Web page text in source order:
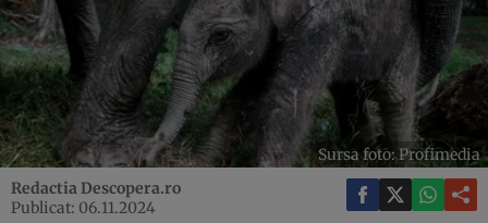
Sursa foto: Profimedia
Redactia Descopera.ro
Publicat: 06.11.2024